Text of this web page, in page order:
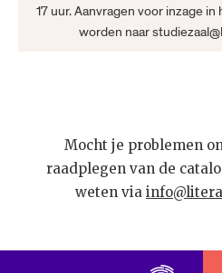
17 uur. Aanvragen voor inzage
worden naar
Mocht je problemen
raadplegen van de
weten via